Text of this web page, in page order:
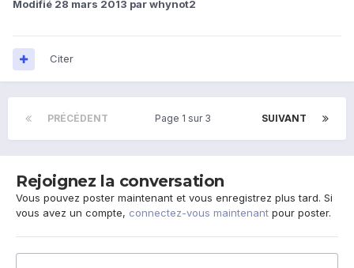
Modifié 28 mars 2013 par whynot2
Citer
PRÉCÉDENT SUIVANT
Page 1 sur 3
Rejoignez la conversation
Vous pouvez poster maintenant et vous enregistrez plus tard. Si
vous avez un compte, connectez-vous maintenant pour poster.